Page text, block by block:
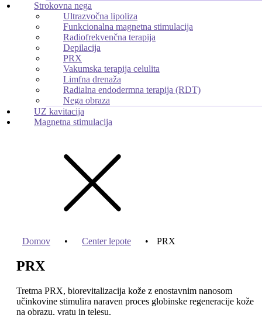
Strokovna nega
Ultrazvočna lipoliza
Funkcionalna magnetna stimulacija
Radiofrekvenčna terapija
Depilacija
PRX
Vakumska terapija celulita
Limfna drenaža
Radialna endodermna terapija (RDT)
Nega obraza
UZ kavitacija
Magnetna stimulacija
Domov • Center lepote • PRX
PRX
Tretma PRX, biorevitalizacija kože z enostavnim nanosom
učinkovine stimulira naraven proces globinske regeneracije kože
na obrazu, vratu in telesu.